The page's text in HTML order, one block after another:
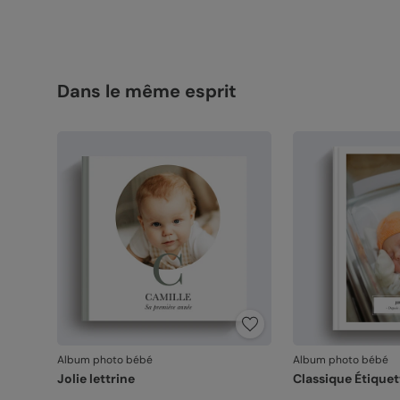
Dans le même esprit
Album photo bébé
Jolie lettrine
Album photo bébé
Classique